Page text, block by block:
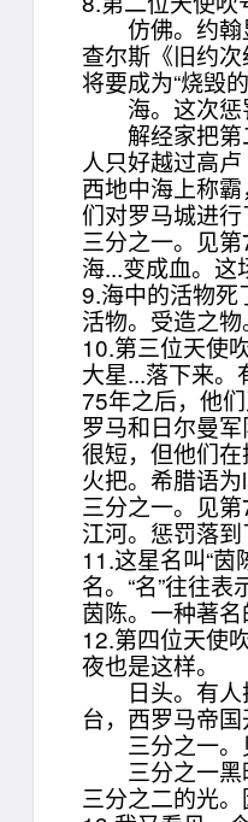
仿佛。约翰显
查尔斯《旧约
将要成为“烧毁
海。这次惩
解经家把第二
人只好越过高
西地中海上称
们对罗马城进行
三分之一。见第
海...变成血。这
9.海中的活物死
活物。受造之物
10.第三位天使
大星...落下来。
75年之后，他
罗马和日尔曼
很短，但他们
火把。希腊语为
三分之一。见第
江河。惩罚落
11.这星名叫“茵
名。“名”往往
茵陈。一种著名
12.第四位天使
夜也是这样。
日头。有人
台，西罗马帝
三分之一。
三分之一黑暗
三分之二的光